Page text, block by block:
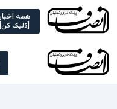
Skip
content
همه اخبار
[کلیک کن]